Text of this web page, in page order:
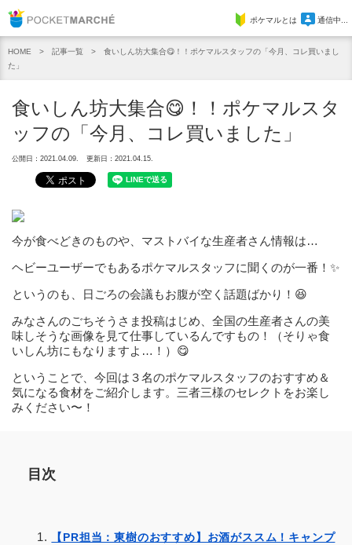
Pocket Marcheポケマルとは 通信中...
HOME 記事一覧
食いしん坊大集合😋！！ポケマルスタッフの「今月、コレ買いまし
た」
食いしん坊大集合😋！！ポケマルスタ
ッフの「今月、コレ買いました」
公開日：2021.04.09. 更新日：2021.04.15.
今が食べどきのものや、マストバイな生産者さん情報は…
ヘビーユーザーでもあるポケマルスタッフに聞くのが一番！✨
というのも、日ごろの会議もお腹が空く話題ばかり！😆
みなさんのごちそうさま投稿はじめ、全国の生産者さんの美
味しそうな画像を見て仕事しているんですもの！（そりゃ食
いしん坊にもなりますよ…！）😋
ということで、今回は３名のポケマルスタッフのおすすめ＆
気になる食材をご紹介します。三者三様のセレクトをお楽し
みください〜！
目次
【PR担当：東樹のおすすめ】お酒がススム！キャンプ